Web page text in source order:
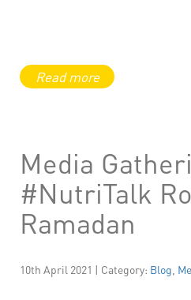
Media
#NutriTalk
Ramadan
10th April 2021 | Category: Blog